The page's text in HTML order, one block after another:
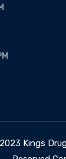
Kings